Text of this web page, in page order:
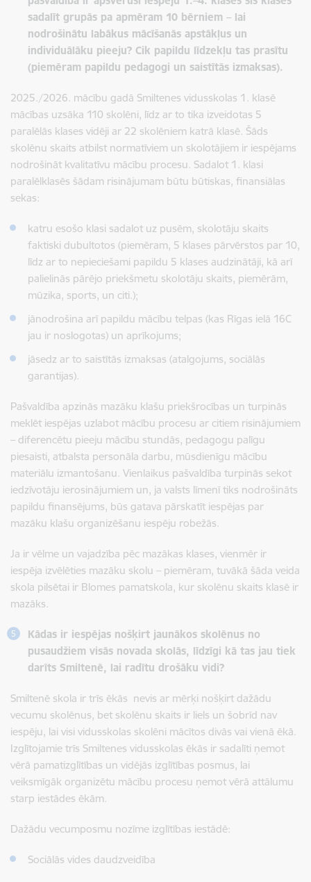
sadalīt grupās pa apmēram 10 bērniem – lai
nodrošinātu labākus mācīšanās apstākļus un
individuālāku pieeju? Cik papildu līdzekļu tas prasītu
(piemēram papildu pedagogi un saistītās izmaksas).
2025./2026. mācību gadā Smiltenes vidusskolas 1. klasē
mācības uzsāka 110 skolēni, līdz ar to tika izveidotas 5
paralēlās klases vidēji ar 22 skolēniem katrā klasē. Šāds
skolēnu skaits atbilst normatīviem un skolotājiem ir iespējams
nodrošināt kvalitatīvu mācību procesu. Sadalot 1. klasi
paralēlklasēs šādam risinājumam būtu būtiskas, finansiālas
sekas:
katru esošo klasi sadalot uz pusēm, skolotāju skaits
faktiski dubultotos (piemēram, 5 klases pārvērstos par 10,
līdz ar to nepieciešami papildu 5 klases audzinātāji, kā arī
palielinās pārējo priekšmetu skolotāju skaits, piemērām,
mūzika, sports, un citi.);
jānodrošina arī papildu mācību telpas (kas Rīgas ielā 16C
jau ir noslogotas) un aprīkojums;
jāsedz ar to saistītās izmaksas (atalgojums, sociālās
garantijas).
Pašvaldība apzinās mazāku klašu priekšrocības un turpinās
meklēt iespējas uzlabot mācību procesu ar citiem risinājumiem
– diferencētu pieeju mācību stundās, pedagogu palīgu
piesaisti, atbalsta personāla darbu, mūsdienīgu mācību
materiālu izmantošanu. Vienlaikus pašvaldība turpinās sekot
iedzīvotāju ierosinājumiem un, ja valsts līmenī tiks nodrošināts
papildu finansējums, būs gatava pārskatīt iespējas par
mazāku klašu organizēšanu iespēju robežās.
Ja ir vēlme un vajadzība pēc mazākas klases, vienmēr ir
iespēja izvēlēties mazāku skolu – piemēram, tuvākā šāda veida
skola pilsētai ir Blomes pamatskola, kur skolēnu skaits klasē ir
mazāks.
Kādas ir iespējas nošķirt jaunākos skolēnus no
pusaudžiem visās novada skolās, līdzīgi kā tas jau tiek
darīts Smiltenē, lai radītu drošāku vidi?
Smiltenē skola ir trīs ēkās nevis ar mērķi nošķirt dažādu
vecumu skolēnus, bet skolēnu skaits ir liels un šobrīd nav
iespēju, lai visi vidusskolas skolēni mācītos divās vai vienā ēkā.
Izglītojamie trīs Smiltenes vidusskolas ēkās ir sadalīti ņemot
vērā pamatizglītības un vidējās izglītības posmus, lai
veiksmīgāk organizētu mācību procesu ņemot vērā attālumu
starp iestādes ēkām.
Dažādu vecumposmu nozīme izglītības iestādē:
Sociālās vides daudzveidība